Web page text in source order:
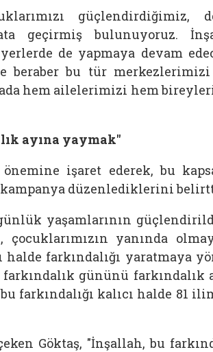
güçlendirdiğimiz,
geçirmiş bulunuyoruz.
de yapmaya devam
beraber bu tür
hem ailelerimizi hem
ayına yaymak"
işaret ederek, bu
kampanya düzenlediklerini
yaşamlarının
yanında
farkındalığı yaratmaya
farkındalık gününü farkındalık
farkındalığı kalıcı halde 81
Göktaş, "İnşallah, bu